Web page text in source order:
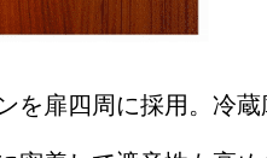
を扉四周に採用。冷蔵